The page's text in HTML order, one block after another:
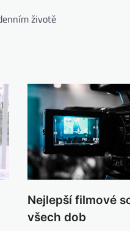
životě
Nejlepší filmové
všech dob